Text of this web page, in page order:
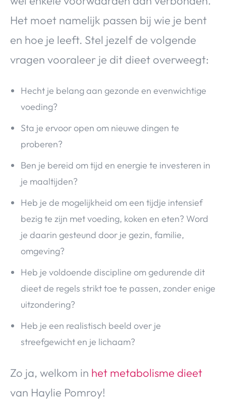
Het moet namelijk passen bij wie je bent
en hoe je leeft. Stel jezelf de volgende
vragen vooraleer je dit dieet overweegt:
Hecht je belang aan gezonde en evenwichtige
voeding?
Sta je ervoor open om nieuwe dingen te
proberen?
Ben je bereid om tijd en energie te investeren in
je maaltijden?
Heb je de mogelijkheid om een tijdje intensief
bezig te zijn met voeding, koken en eten? Word
je daarin gesteund door je gezin, familie,
omgeving?
Heb je voldoende discipline om gedurende dit
dieet de regels strikt toe te passen, zonder enige
uitzondering?
Heb je een realistisch beeld over je
streefgewicht en je lichaam?
Zo ja, welkom in het metabolisme dieet
van Haylie Pomroy!